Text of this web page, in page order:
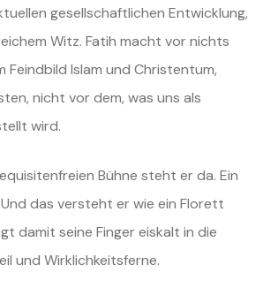
gesellschaftlichen Entwicklung,
Witz. Fatih macht vor nichts
Feindbild Islam und Christentum,
nicht vor dem, was uns als
wird.
Bühne steht er da. Ein
das versteht er wie ein Florett
damit seine Finger eiskalt in die
und Wirklichkeitsferne.